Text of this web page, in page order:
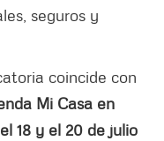
seguros y
coincide con
Mi Casa en
18 y el 20 de julio